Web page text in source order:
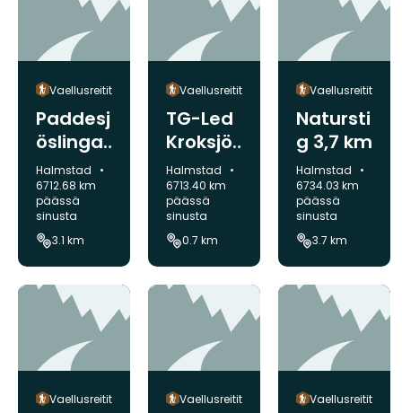
Vaellusreitit
Paddesj
öslinga
n 3,1 km
Kunta:
Halmstad
6712.68 km
päässä
sinusta
3.1 km
Vaellusreitit
TG-Led
Kroksjö
n 1 km
Kunta:
Halmstad
6713.40 km
päässä
sinusta
0.7 km
Vaellusreitit
Natursti
g 3,7 km
Kunta:
Halmstad
6734.03 km
päässä
sinusta
3.7 km
Vaellusreitit Vaellusreitit Vaellusreitit